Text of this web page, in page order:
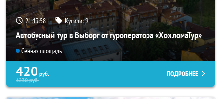
21:13:57 Купили:9
Автобусный тур в Выборг от туроператора «ХохломаТур»
Сенная площадь
420 руб.
4230руб.
ПОДРОБНЕЕ